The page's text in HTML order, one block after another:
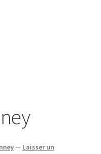
— Laisser un